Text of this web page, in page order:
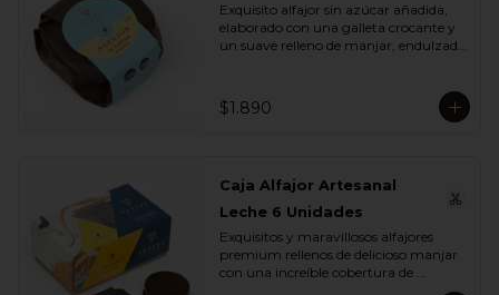
Exquisito alfajor sin azúcar añadida,
elaborado con una galleta crocante y
un suave relleno de manjar, endulzado
azúcar, manteniendo todo el sabor y
la textura que buscas.
$1.890
Caja Alfajor Artesanal
Leche 6 Unidades
Exquisitos y maravillosos alfajores
premium rellenos de delicioso manjar
con una increíble cobertura de